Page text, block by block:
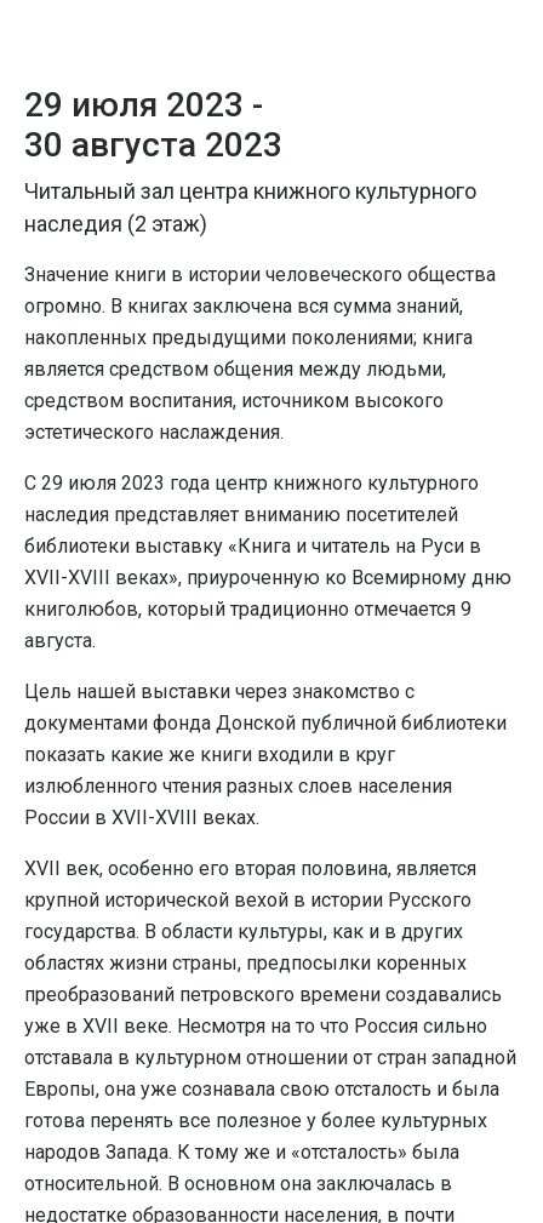
29 июля 2023 -
30 августа 2023
Читальный зал центра книжного культурного
наследия (2 этаж)
Значение книги в истории человеческого общества
огромно. В книгах заключена вся сумма знаний,
накопленных предыдущими поколениями; книга
является средством общения между людьми,
средством воспитания, источником высокого
эстетического наслаждения.
С 29 июля 2023 года центр книжного культурного
наследия представляет вниманию посетителей
библиотеки выставку «Книга и читатель на Руси в
XVII-XVIII веках», приуроченную ко Всемирному дню
книголюбов, который традиционно отмечается 9
августа.
Цель нашей выставки через знакомство с
документами фонда Донской публичной библиотеки
показать какие же книги входили в круг
излюбленного чтения разных слоев населения
России в XVII-XVIII веках.
XVII век, особенно его вторая половина, является
крупной исторической вехой в истории Русского
государства. В области культуры, как и в других
областях жизни страны, предпосылки коренных
преобразований петровского времени создавались
уже в XVII веке. Несмотря на то что Россия сильно
отставала в культурном отношении от стран западной
Европы, она уже сознавала свою отсталость и была
готова перенять все полезное у более культурных
народов Запада. К тому же и «отсталость» была
относительной. В основном она заключалась в
недостатке образованности населения, в почти